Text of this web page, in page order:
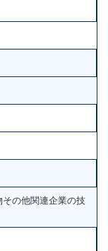
その他関連企業の技